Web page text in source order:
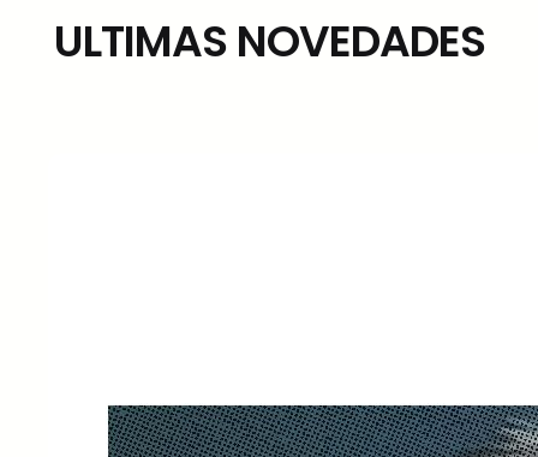
ULTIMAS NOVEDADES